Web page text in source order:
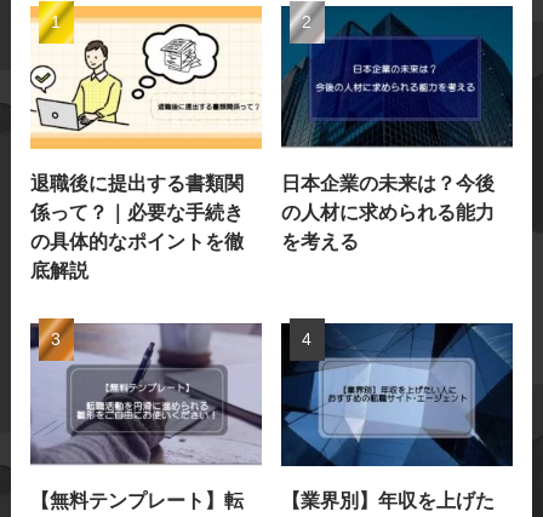
退職後に提出する書類関
係って？｜必要な手続き
の具体的なポイントを徹
底解説
日本企業の未来は？今後
の人材に求められる能力
を考える
【無料テンプレート】転
【業界別】年収を上げた